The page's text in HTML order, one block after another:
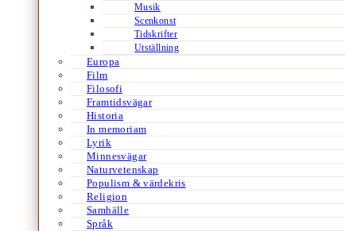
Musik
Scenkonst
Tidskrifter
Utställning
Europa
Film
Filosofi
Framtidsvägar
Historia
In memoriam
Lyrik
Minnesvägar
Naturvetenskap
Populism & värdekris
Religion
Samhälle
Språk